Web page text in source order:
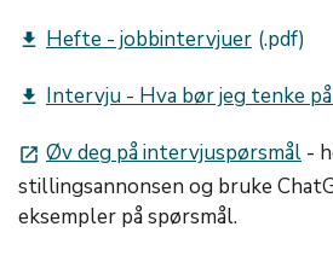
get_app Hefte - jobbintervjuer
get_app Intervju - Hva bør jeg tenke
launch Øv deg på intervjuspørsmål -
stillingsannonsen og bruke
eksempler på spørsmål.